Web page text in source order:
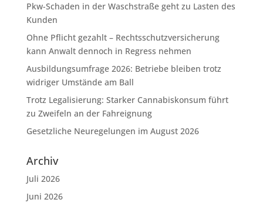
Pkw-Schaden in der Waschstraße geht zu Lasten des
Kunden
Ohne Pflicht gezahlt – Rechtsschutzversicherung
kann Anwalt dennoch in Regress nehmen
Ausbildungsumfrage 2026: Betriebe bleiben trotz
widriger Umstände am Ball
Trotz Legalisierung: Starker Cannabiskonsum führt
zu Zweifeln an der Fahreignung
Gesetzliche Neuregelungen im August 2026
Archiv
Juli 2026
Juni 2026